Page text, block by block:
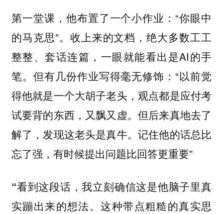
第一堂课，他布置了一个小作业：“你眼中
的马克思”。收上来的文档，绝大多数工工
整整、套话连篇，一眼就能看出是AI的手
笔。但有几份作业写得毫无修饰：“以前觉
得他就是一个大胡子老头，观点都是应付考
试要背的东西，又飘又虚。但后来真地去了
解了，发现这老头是真牛。记住他的话总比
忘了强，有时候提出问题比回答更重要”
“看到这段话，我立刻确信这是他脑子里真
实蹦出来的想法。这种带点粗糙的真实思